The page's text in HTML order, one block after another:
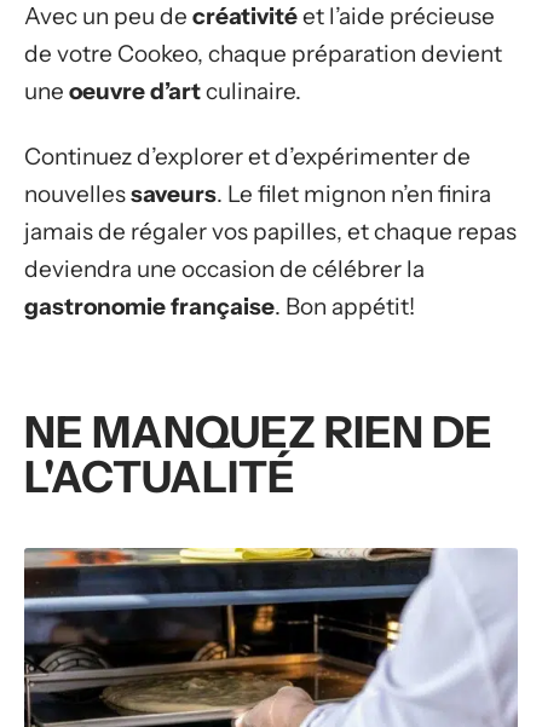
Avec un peu de créativitéet l’aide précieuse
de votre Cookeo, chaque préparation devient
une oeuvre d’artculinaire.
Continuez d’explorer et d’expérimenter de
nouvellessaveurs. Le filet mignon n’en finira
jamais de régaler vos papilles, et chaque repas
deviendra une occasion de célébrer la
gastronomie française. Bon appétit!
NE MANQUEZ RIEN DE
L'ACTUALITÉ